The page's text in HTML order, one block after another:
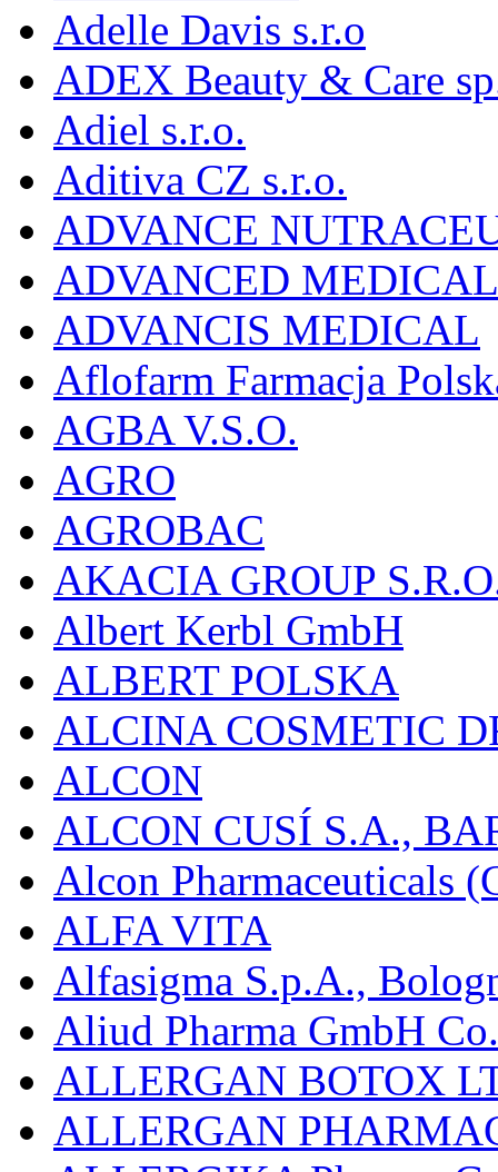
Adelle Davis s.r.o
ADEX Beauty & Care
Adiel s.r.o.
Aditiva CZ s.r.o.
ADVANCE
ADVANCED
ADVANCIS MEDICAL
Aflofarm Farmacja
AGBA V.S.O.
AGRO
AGROBAC
AKACIA GROUP
Albert Kerbl GmbH
ALBERT POLSKA
ALCINA COSMETIC
ALCON
ALCON CUSÍ S.A.,
Alcon Pharmaceuticals
ALFA VITA
Alfasigma S.p.A.,
Aliud Pharma GmbH
ALLERGAN BOTOX
ALLERGAN